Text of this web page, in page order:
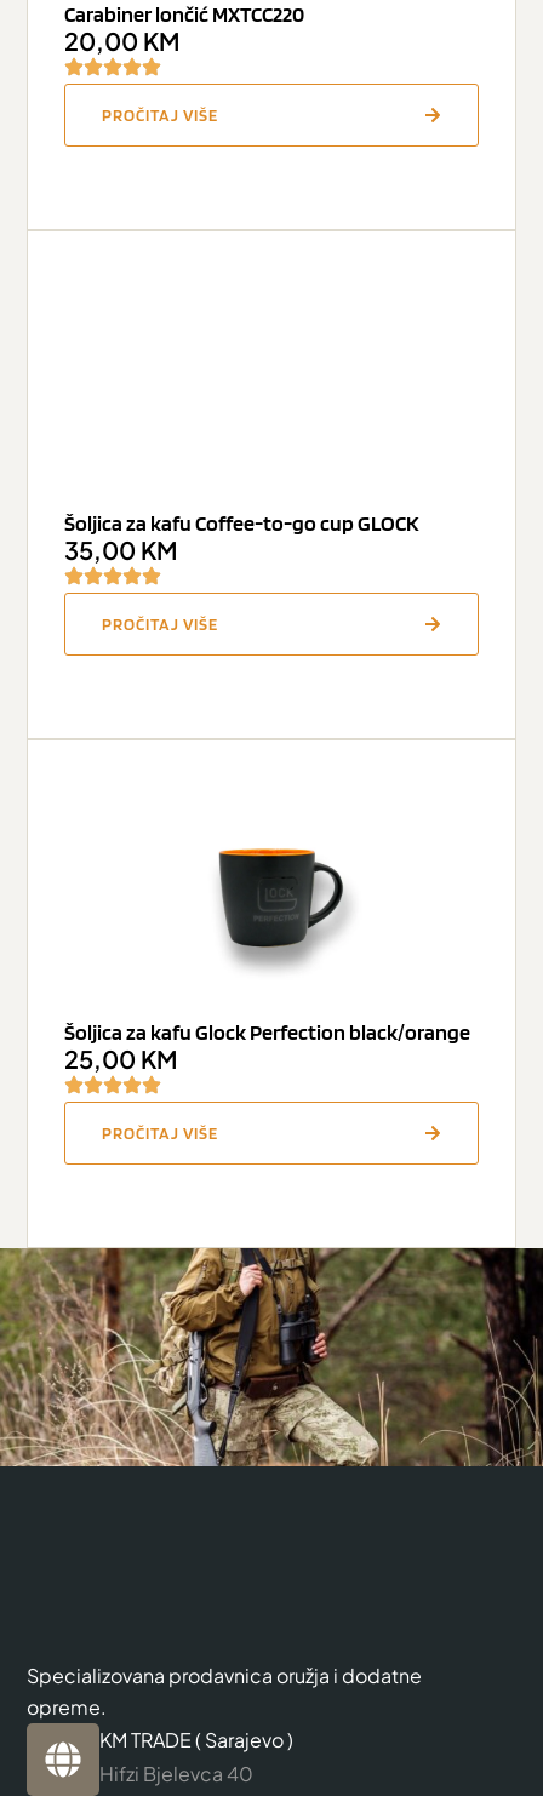
Carabiner lončić MXTCC220
20,00 KM
PROČITAJ VIŠE
Šoljica za kafu Coffee-to-go cup GLOCK
35,00 KM
PROČITAJ VIŠE
Šoljica za kafu Glock Perfection black/orange
25,00 KM
PROČITAJ VIŠE
Specializovana prodavnica oružja i dodatne
opreme.
KM TRADE ( Sarajevo )
Hifzi Bjelevca 40